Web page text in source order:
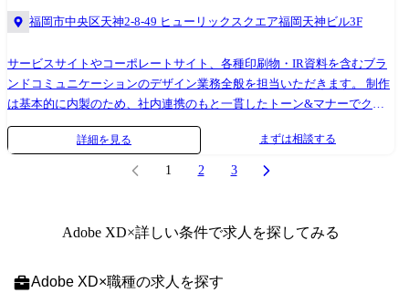
速度/QA(表示・動作検証)の改善推進 IR/採用/サービス等、目的別テンプ
ムとの連携 ※業務内容は、適性やご経験を基に相談のうえ決定します。
※制作は基本的に内製。 社内コミュニケーションを取りながら円滑に推
進いただきます。 ※従事すべき業務の変更の範囲:会社の定める業務 技
術スタック 【デザインツール】 Adobe Photoshop, Adobe Illustrator, Adobe
XD, Figma,Mac,Keynote 【バージョン管理】 GitLab(マージリクエストベ
ースでレビューを実施) 【コラボレーションツール】 Redmine, Slack,
福岡市中央区天神2-8-49 ヒューリックスクエア福岡天神ビル3F
サービスサイトやコーポレートサイト、各種印刷物・IR資料を含むブラ
ンドコミュニケーションのデザイン業務全般を担当いただきます。 制作
は基本的に内製のため、社内連携のもと一貫したトーン&マナーでクリ
エイティブを推進できます。 【具体的な業務】 デザインチームのプレイ
ングマネージャーとして、CI/VIの刷新検討からWeb・紙まで横断したア
ートディレクションと制作を幅広くお任せします。 データやフィードバ
値の最大化を目指していただきます。 ●マネジメント領域 ブランド方針/
トーン&マナー/デザインガイドラインの策定・運用(CI/VI刷新の検討含
クホルダーとの合意形成(経営・マーケ・PR・IR・採用など) レビュー体
詳細を見る まずは相談する
1 2 3
Adobe XD×詳しい条件で求人を探してみる
Adobe XD×職種の求人を探す